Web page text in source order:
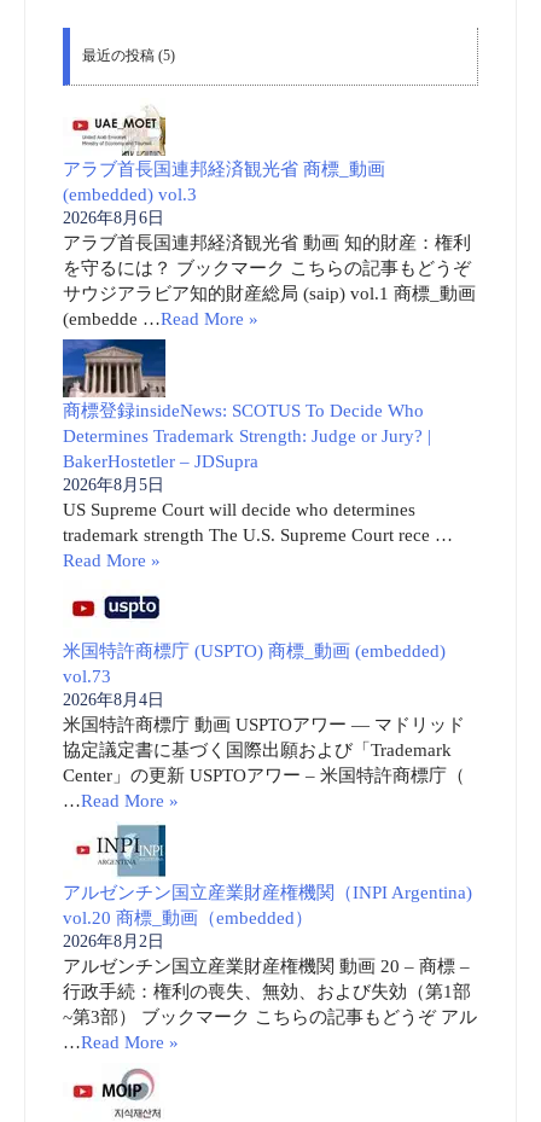
最近の投稿 (5)
アラブ首長国連邦経済観光省 商標_動画
(embedded) vol.3
2026年8月6日
アラブ首長国連邦経済観光省 動画 知的財産：権利
を守るには？ ブックマーク こちらの記事もどうぞ
サウジアラビア知的財産総局 (saip) vol.1 商標_動画
(embedde …Read More »
商標登録insideNews: SCOTUS To Decide Who
Determines Trademark Strength: Judge or Jury? |
BakerHostetler – JDSupra
2026年8月5日
US Supreme Court will decide who determines
trademark strength The U.S. Supreme Court rece …
Read More »
米国特許商標庁 (USPTO) 商標_動画 (embedded)
vol.73
2026年8月4日
米国特許商標庁 動画 USPTOアワー ― マドリッド
協定議定書に基づく国際出願および「Trademark
Center」の更新 USPTOアワー – 米国特許商標庁（
…Read More »
アルゼンチン国立産業財産権機関（INPI Argentina)
vol.20 商標_動画（embedded）
2026年8月2日
アルゼンチン国立産業財産権機関 動画 20 – 商標 –
行政手続：権利の喪失、無効、および失効（第1部
~第3部） ブックマーク こちらの記事もどうぞ アル
…Read More »